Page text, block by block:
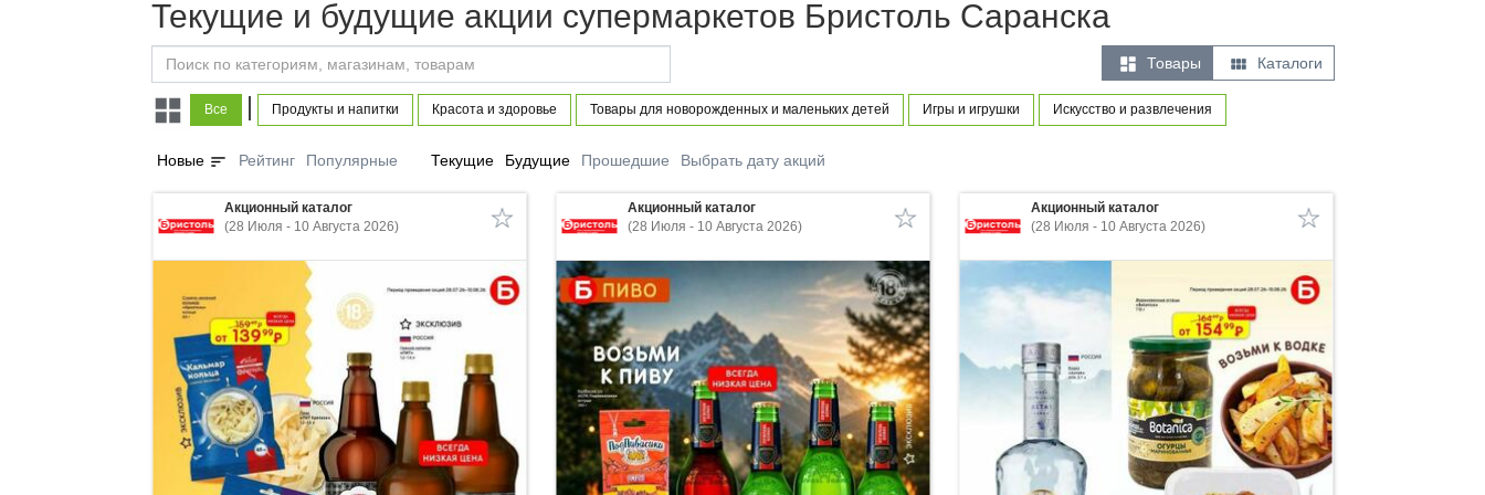
Текущие и будущие акции супермаркетов Бристоль Саранска
 Товары  Каталоги
Все | Продукты и напитки Красота и здоровье Товары для новорожденных и маленьких детей Игры и игрушки Искусство и развлечения
Новые sort Рейтинг Популярные Текущие Будущие Прошедшие Выбрать дату акций
Акционный каталог
(28 Июля - 10 Августа 2026)
Акционный каталог
(28 Июля - 10 Августа 2026)
Акционный каталог
(28 Июля - 10 Августа 2026)